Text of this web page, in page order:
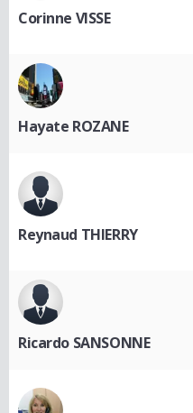
Corinne VISSE
Hayate ROZANE
Reynaud THIERRY
Ricardo SANSONNE